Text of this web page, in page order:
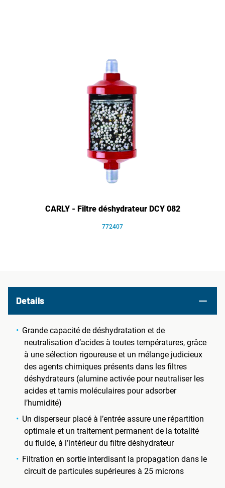
CARLY - Filtre déshydrateur DCY 082
772407
Details
Grande capacité de déshydratation et de
neutralisation d’acides à toutes températures, grâce
à une sélection rigoureuse et un mélange judicieux
des agents chimiques présents dans les filtres
déshydrateurs (alumine activée pour neutraliser les
acides et tamis moléculaires pour adsorber
l’humidité)
Un disperseur placé à l’entrée assure une répartition
optimale et un traitement permanent de la totalité
du fluide, à l’intérieur du filtre déshydrateur
Filtration en sortie interdisant la propagation dans le
circuit de particules supérieures à 25 microns